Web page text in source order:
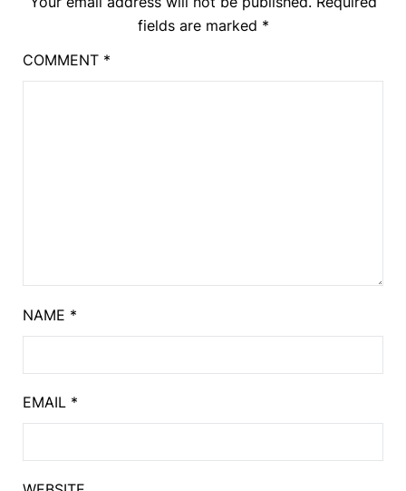
fields are marked *
COMMENT *
NAME *
EMAIL *